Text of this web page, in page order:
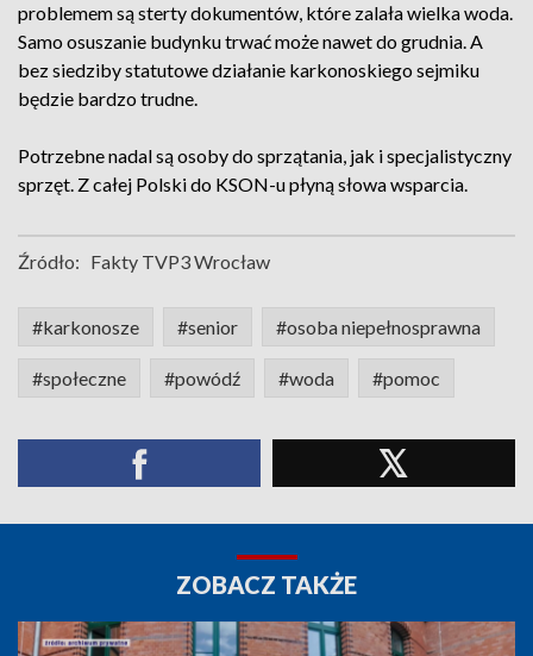
problemem są sterty dokumentów, które zalała wielka woda.
Samo osuszanie budynku trwać może nawet do grudnia. A
bez siedziby statutowe działanie karkonoskiego sejmiku
będzie bardzo trudne.
Potrzebne nadal są osoby do sprzątania, jak i specjalistyczny
sprzęt. Z całej Polski do KSON-u płyną słowa wsparcia.
Źródło: Fakty TVP3 Wrocław
#karkonosze #senior #osoba niepełnosprawna
#społeczne #powódź #woda #pomoc
ZOBACZ TAKŻE